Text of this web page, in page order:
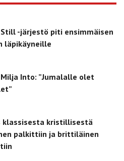
-järjestö piti ensimmäisen
läpikäyneille
Into: ”Jumalalle olet
klassisesta kristillisestä
palkittiin ja brittiläinen